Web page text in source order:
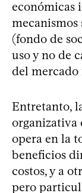
económicas
mecanismos
(fondo de
uso y no de
del
Entretanto,
organizativa
opera en la
beneficios
costos, y a
pero